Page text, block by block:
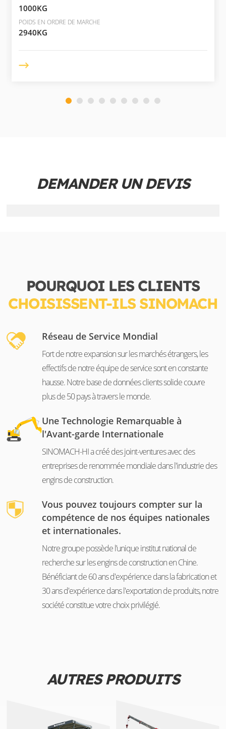
1000KG
POIDS EN ORDRE DE MARCHE
2940KG
DEMANDER UN DEVIS
POURQUOI LES CLIENTS
CHOISISSENT-ILS SINOMACH
Réseau de Service Mondial
Fort de notre expansion sur les marchés étrangers, les
effectifs de notre équipe de service sont en constante
hausse. Notre base de données clients solide couvre
plus de 50 pays à travers le monde.
Une Technologie Remarquable à
l'Avant-garde Internationale
SINOMACH-HI a créé des joint-ventures avec des
entreprises de renommée mondiale dans l'industrie des
engins de construction.
Vous pouvez toujours compter sur la
compétence de nos équipes nationales
et internationales.
Notre groupe possède l’unique institut national de
recherche sur les engins de construction en Chine.
Bénéficiant de 60 ans d'expérience dans la fabrication et
30 ans d'expérience dans l'exportation de produits, notre
société constitue votre choix privilégié.
AUTRES PRODUITS